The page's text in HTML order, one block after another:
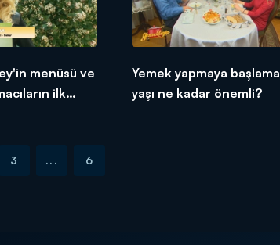
menüsü ve
ilk
Yemek yapmaya başlama
yaşı ne kadar önemli?
3 ... 6